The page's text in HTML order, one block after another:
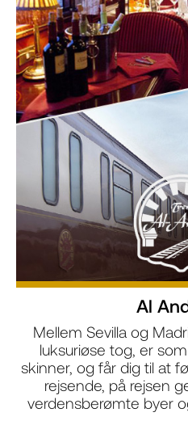
Al
Mellem Sevilla og
luksuriøse tog, er
skinner, og får dig til at
rejsende, på rejsen
verdensberømte byer